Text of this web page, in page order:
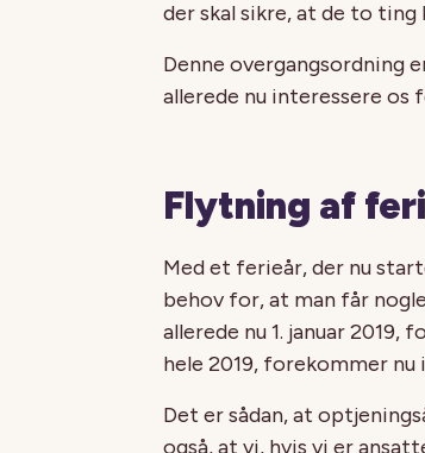
der skal sikre, at de to
Denne overgangsordning
allerede nu interessere os
Flytning af
Med et ferieår, der nu
behov for, at man får
allerede nu 1. januar
hele 2019, forekommer
Det er sådan, at
også, at vi, hvis vi er